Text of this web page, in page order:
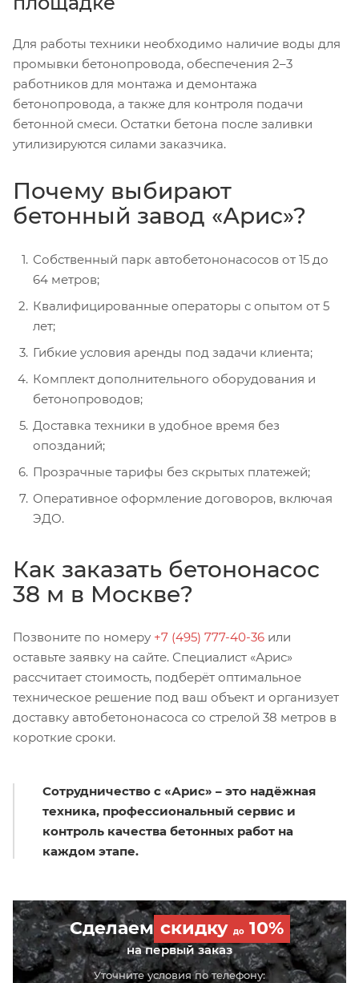
Для работы техники необходимо наличие воды для
промывки бетонопровода, обеспечения 2–3
работников для монтажа и демонтажа
бетонопровода, а также для контроля подачи
бетонной смеси. Остатки бетона после заливки
утилизируются силами заказчика.
Почему выбирают
бетонный завод «Арис»?
Собственный парк автобетононасосов от 15 до
64 метров;
Квалифицированные операторы с опытом от 5
лет;
Гибкие условия аренды под задачи клиента;
Комплект дополнительного оборудования и
бетонопроводов;
Доставка техники в удобное время без
опозданий;
Прозрачные тарифы без скрытых платежей;
Оперативное оформление договоров, включая
ЭДО.
Как заказать бетононасос
38 м в Москве?
Позвоните по номеру +7 (495) 777-40-36 или
оставьте заявку на сайте. Специалист «Арис»
рассчитает стоимость, подберёт оптимальное
техническое решение под ваш объект и организует
доставку автобетононасоса со стрелой 38 метров в
короткие сроки.
Сотрудничество с «Арис» – это надёжная
техника, профессиональный сервис и
контроль качества бетонных работ на
каждом этапе.
Сделаем скидку до10%
на первый заказ
Уточните условия по телефону: